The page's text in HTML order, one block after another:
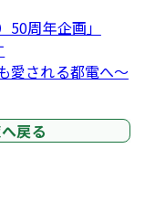
50周年企画」
愛される都電へ～
戻る